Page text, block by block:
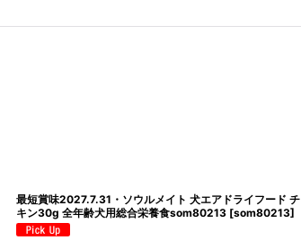
最短賞味2027.7.31・ソウルメイト 犬エアドライフード チ
キン30g 全年齢犬用総合栄養食som80213 [som80213]